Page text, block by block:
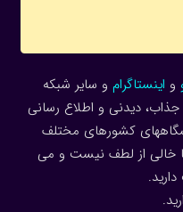
و اینستاگرام و سایر شبکه
دیدنی و اطلاع رسانی
کشورهای مختلف
خالی از لطف نیست و می